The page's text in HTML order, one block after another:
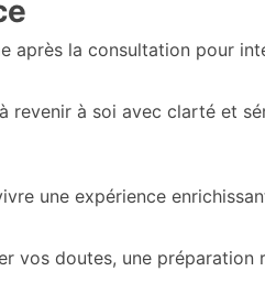
après la consultation pour
à soi avec clarté et
une expérience
vos doutes, une préparation